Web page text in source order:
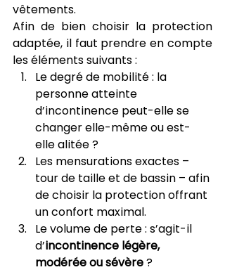
vêtements.
Afin de bien choisir la protection
adaptée, il faut prendre en compte
les éléments suivants :
Le degré de mobilité : la
personne atteinte
d’incontinence peut-elle se
changer elle-même ou est-
elle alitée ?
Les mensurations exactes –
tour de taille et de bassin – afin
de choisir la protection offrant
un confort maximal.
Le volume de perte : s’agit-il
d’incontinence légère,
modérée ou sévère ?